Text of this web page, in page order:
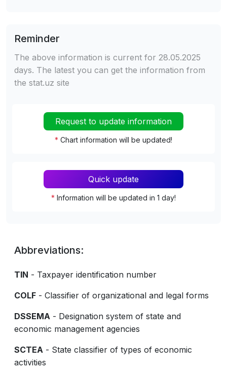
Reminder
The above information is current for 28.05.2025
days. The latest you can get the information from
the stat.uz site
Request to update information
* Chart information will be updated!
Quick update
* Information will be updated in 1 day!
Abbreviations:
TIN - Taxpayer identification number
COLF - Classifier of organizational and legal forms
DSSEMA - Designation system of state and
economic management agencies
SCTEA - State classifier of types of economic
activities